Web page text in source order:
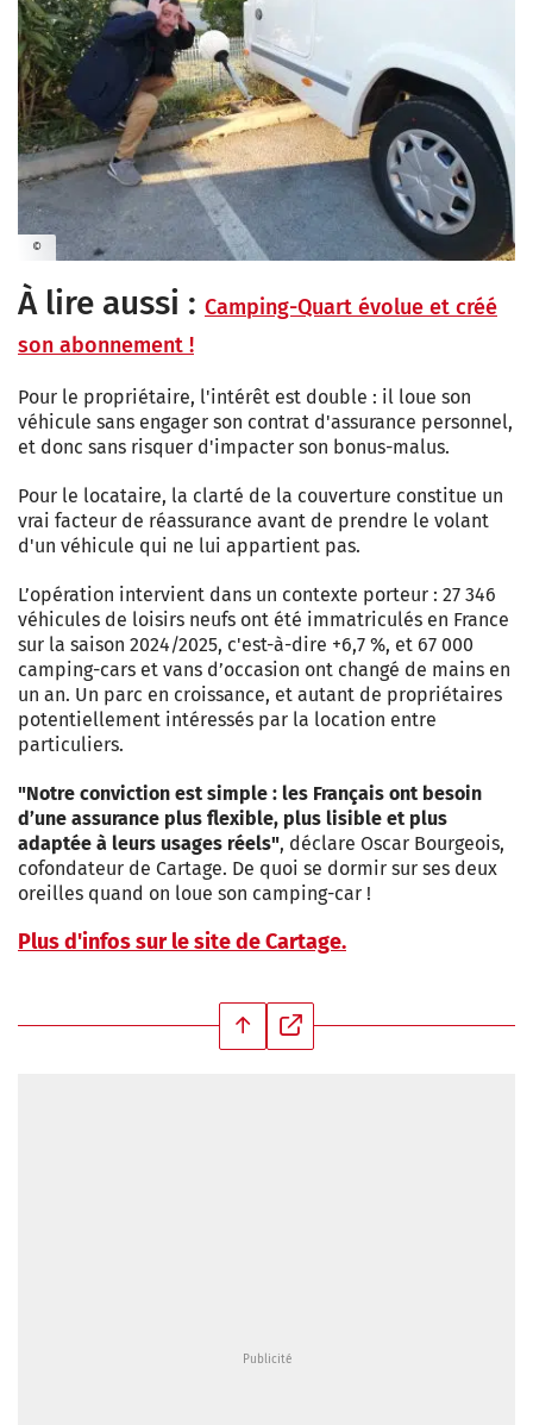
©
À lire aussi : Camping-Quart évolue et créé
son abonnement !
Pour le propriétaire, l'intérêt est double : il loue son
véhicule sans engager son contrat d'assurance personnel,
et donc sans risquer d'impacter son bonus-malus.
Pour le locataire, la clarté de la couverture constitue un
vrai facteur de réassurance avant de prendre le volant
d'un véhicule qui ne lui appartient pas.
L’opération intervient dans un contexte porteur : 27 346
véhicules de loisirs neufs ont été immatriculés en France
sur la saison 2024/2025, c'est-à-dire +6,7 %, et 67 000
camping-cars et vans d’occasion ont changé de mains en
un an. Un parc en croissance, et autant de propriétaires
potentiellement intéressés par la location entre
particuliers.
"Notre conviction est simple : les Français ont besoin
d’une assurance plus flexible, plus lisible et plus
adaptée à leurs usages réels", déclare Oscar Bourgeois,
cofondateur de Cartage. De quoi se dormir sur ses deux
oreilles quand on loue son camping-car !
Plus d'infos sur le site de Cartage.